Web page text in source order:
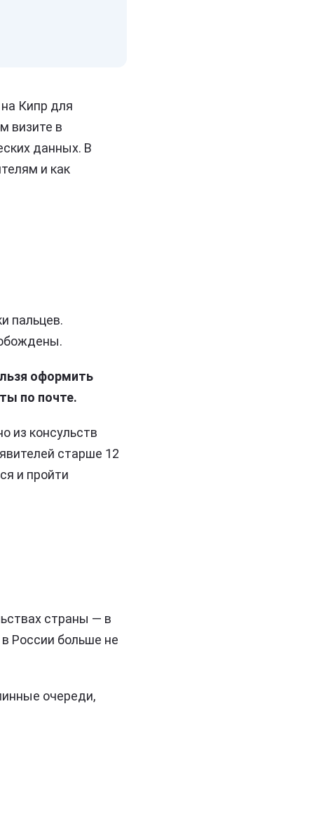
Кипр для
визите в
данных. В
и как
пальцев.
оформить
по почте.
из консульств
старше 12
и пройти
страны — в
России больше не
очереди,